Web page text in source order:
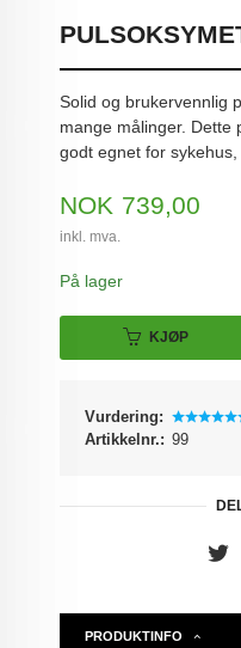
Solid og brukervennlig
mange målinger. Dette
godt egnet for
Pris
NOK 739,00
inkl. mva.
På lager
KJØP
Vurdering:
Artikkelnr.: 99
PRODUKTINFO